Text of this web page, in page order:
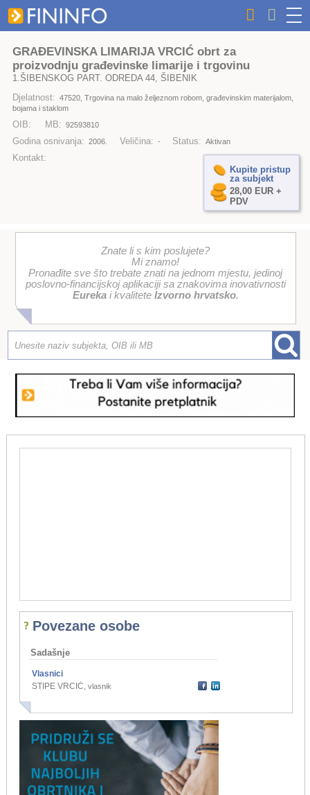
GRAĐEVINSKA LIMARIJA VRCIĆ obrt za
proizvodnju građevinske limarije i trgovinu
1.ŠIBENSKOG PART. ODREDA 44, ŠIBENIK
Djelatnost: 47520, Trgovina na malo željeznom robom, građevinskim materijalom,
bojama i staklom
OIB: MB: 92593810
Godina osnivanja: 2006. Veličina: - Status: Aktivan
Kontakt:
Kupite pristup
za subjekt
28,00 EUR +
PDV
Znate li s kim poslujete?
Mi znamo!
Pronađite sve što trebate znati na jednom mjestu, jedinoj
poslovno-financijskoj aplikaciji sa znakovima inovativnosti
Eurekai kvalitete Izvorno hrvatsko.
Povezane osobe
Sadašnje
Vlasnici
STIPE VRCIĆ, vlasnik